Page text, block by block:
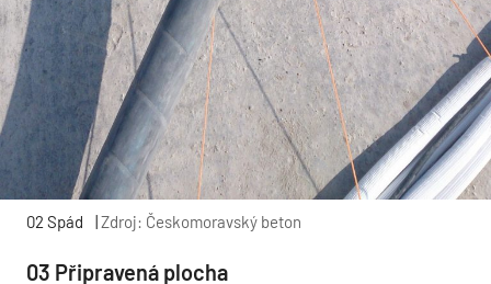
02 Spád |Zdroj: Českomoravský beton
03 Připravená plocha